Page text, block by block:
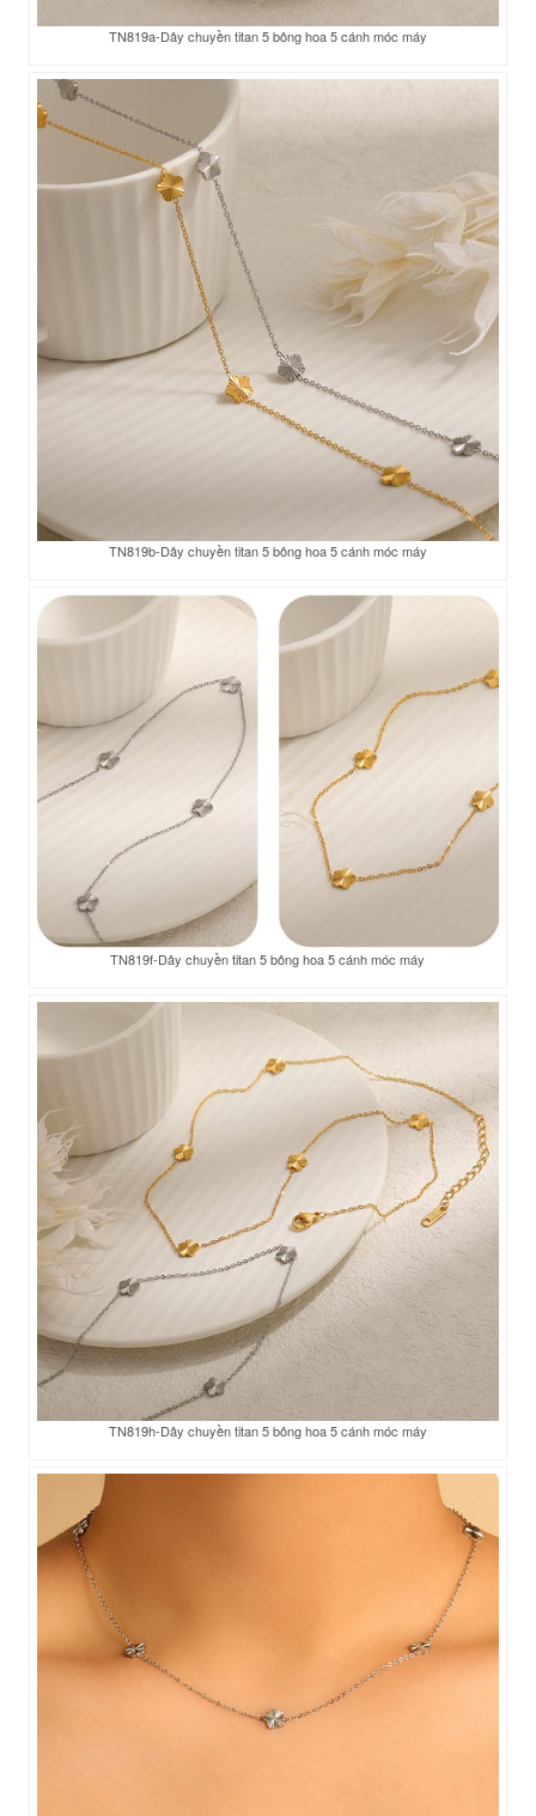
TN819a-Dây chuyền titan 5 bông hoa 5 cánh móc máy
TN819b-Dây chuyền titan 5 bông hoa 5 cánh móc máy
TN819f-Dây chuyền titan 5 bông hoa 5 cánh móc máy
TN819h-Dây chuyền titan 5 bông hoa 5 cánh móc máy